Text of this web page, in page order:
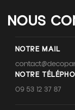
NOUS
NOTRE MAIL
NOTRE
09 53 12 37 87